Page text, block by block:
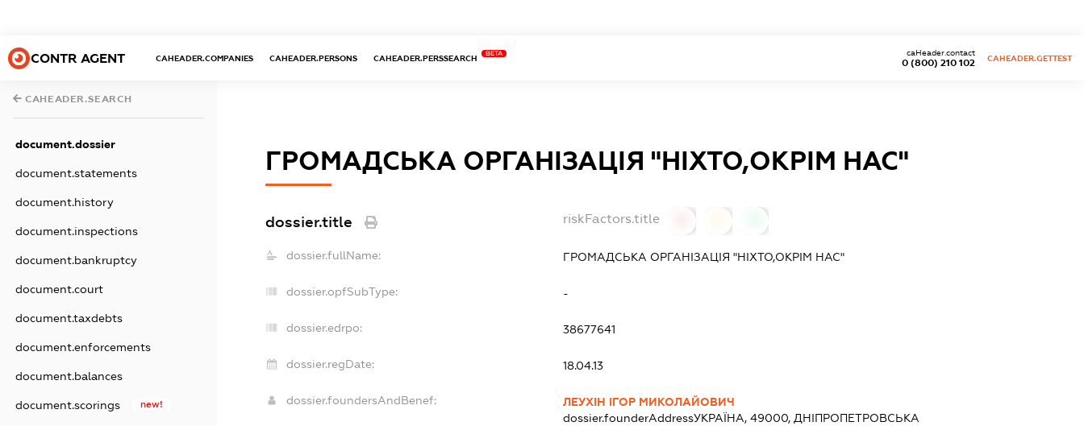
CONTR AGENT CAHEADER.COMPANIES CAHEADER.PERSONS CAHEADER.PERSSEARCH
BETA
0 (800) 210 102
caHeader.contact
CAHEADER.GETTEST
CAHEADER.SEARCH
document.dossier
document.statements
document.history
document.inspections
document.bankruptcy
document.court
document.taxdebts
document.enforcements
document.balances
document.scorings new!
ГРОМАДСЬКА ОРГАНІЗАЦІЯ "НІХТО,ОКРІМ НАС"
dossier.title riskFactors.title
dossier.fullName: ГРОМАДСЬКА ОРГАНІЗАЦІЯ "НІХТО,ОКРІМ НАС"
dossier.opfSubType: -
dossier.edrpo: 38677641
dossier.regDate: 18.04.13
dossier.foundersAndBenef:
ЛЕУХІН ІГОР МИКОЛАЙОВИЧ
dossier.founderAddressУКРАЇНА, 49000, ДНІПРОПЕТРОВСЬКА